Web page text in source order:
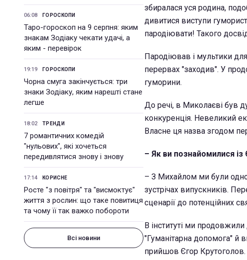
06:08 ГОРОСКОПИ
Таро-гороскоп на 9 серпня: яким
знакам Зодіаку чекати удачі, а
яким - перевірок
19:19 ГОРОСКОПИ
Чорна смуга закінчується: три
знаки Зодіаку, яким нарешті стане
легше
18:02 ТРЕНДИ
7 романтичних комедій
"нульових", які хочеться
передивлятися знову і знову
17:14 КОРИСНЕ
Росте "з повітря" та "висмоктує"
життя з рослин: що таке повитиця
та чому її так важко побороти
Всі новини
збиралася уся родина,
дивитися виступи
пародіювати! Такого
Пародіював і мультики
перервах "заходив". У
гуморини.
До речі, в Миколаєві був
конкуренція. Невеликий
Власне ця назва згодом
– Як ви познайомилися
– З Михайлом ми були
зустрічах випускників.
сценарії до потенційних
В інституті ми продовжили
"Гуманітарна допомога" й
прийшов Єгор Крутоголов.